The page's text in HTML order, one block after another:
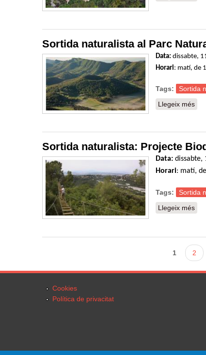
Sortida naturalista al Parc
Data: dissabte,
Horari: matí, de
Tags: Sortida
Llegeix més
Sortida naturalista: Projecte
Data: dissabte,
Horari: matí,
Tags: Sortida
Llegeix més
1 2
Cookies
Política de privacitat